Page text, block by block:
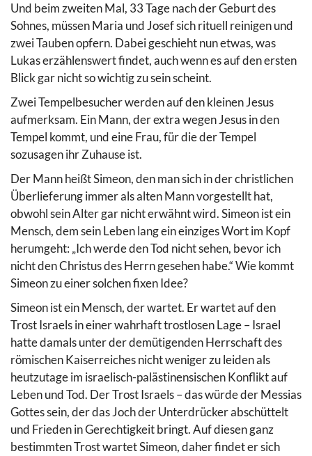
Und beim zweiten Mal, 33 Tage nach der Geburt des
Sohnes, müssen Maria und Josef sich rituell reinigen und
zwei Tauben opfern. Dabei geschieht nun etwas, was
Lukas erzählenswert findet, auch wenn es auf den ersten
Blick gar nicht so wichtig zu sein scheint.
Zwei Tempelbesucher werden auf den kleinen Jesus
aufmerksam. Ein Mann, der extra wegen Jesus in den
Tempel kommt, und eine Frau, für die der Tempel
sozusagen ihr Zuhause ist.
Der Mann heißt Simeon, den man sich in der christlichen
Überlieferung immer als alten Mann vorgestellt hat,
obwohl sein Alter gar nicht erwähnt wird. Simeon ist ein
Mensch, dem sein Leben lang ein einziges Wort im Kopf
herumgeht: „Ich werde den Tod nicht sehen, bevor ich
nicht den Christus des Herrn gesehen habe.“ Wie kommt
Simeon zu einer solchen fixen Idee?
Simeon ist ein Mensch, der wartet. Er wartet auf den
Trost Israels in einer wahrhaft trostlosen Lage – Israel
hatte damals unter der demütigenden Herrschaft des
römischen Kaiserreiches nicht weniger zu leiden als
heutzutage im israelisch-palästinensischen Konflikt auf
Leben und Tod. Der Trost Israels – das würde der Messias
Gottes sein, der das Joch der Unterdrücker abschüttelt
und Frieden in Gerechtigkeit bringt. Auf diesen ganz
bestimmten Trost wartet Simeon, daher findet er sich